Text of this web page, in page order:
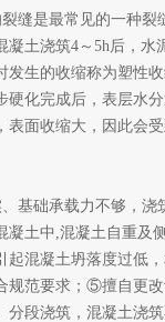
是最常见的一种裂
土浇筑4～5h后，水
生的收缩称为塑性
化完成后，表层水
面收缩大，因此会
础承载力不够，浇
土中,混凝土自重及
混凝土坍落度过低
规范要求；⑤擅自更
段浇筑，混凝土浇